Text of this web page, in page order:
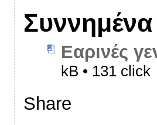
Συννημένα
Εαρινές
kB • 131 click
Share